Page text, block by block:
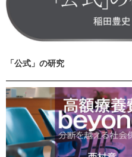
「公式」の研究